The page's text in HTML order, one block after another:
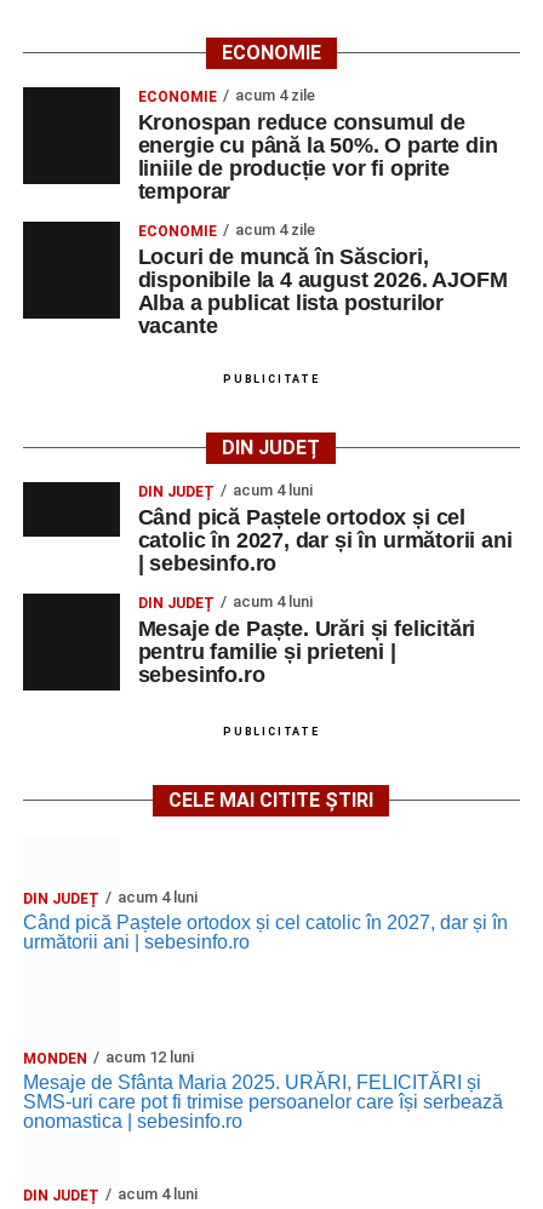
ECONOMIE
ECONOMIE acum 4 zile
Kronospan reduce consumul de
energie cu până la 50%. O parte din
liniile de producție vor fi oprite
temporar
ECONOMIE acum 4 zile
Locuri de muncă în Săsciori,
disponibile la 4 august 2026. AJOFM
Alba a publicat lista posturilor
vacante
PUBLICITATE
DIN JUDEȚ
DIN JUDEȚ acum 4 luni
Când pică Paștele ortodox și cel
catolic în 2027, dar și în următorii ani
| sebesinfo.ro
DIN JUDEȚ acum 4 luni
Mesaje de Paște. Urări și felicitări
pentru familie și prieteni |
sebesinfo.ro
PUBLICITATE
CELE MAI CITITE ȘTIRI
DIN JUDEȚ acum 4 luni
Când pică Paștele ortodox și cel catolic în 2027, dar și în
următorii ani | sebesinfo.ro
MONDEN acum 12 luni
Mesaje de Sfânta Maria 2025. URĂRI, FELICITĂRI și
SMS-uri care pot fi trimise persoanelor care își serbează
onomastica | sebesinfo.ro
DIN JUDEȚ acum 4 luni